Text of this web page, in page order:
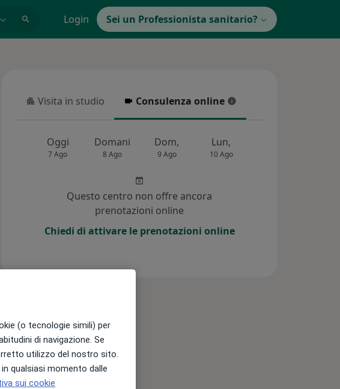
Login Sei un Professionista sanitario?
ai pazienti (9)
Visita in studio
Visita in studio Consulenza online
Consulenza online
Oggi
7 Ago
Domani
8 Ago
Dom,
9 Ago
Lun,
10 Ago
Questo centro non offre ancora
prenotazioni online
Chiedi di attivare le prenotazioni online
(o tecnologie simili) per
di navigazione. Se
utilizzo del nostro sito.
qualsiasi momento dalle
sui cookie